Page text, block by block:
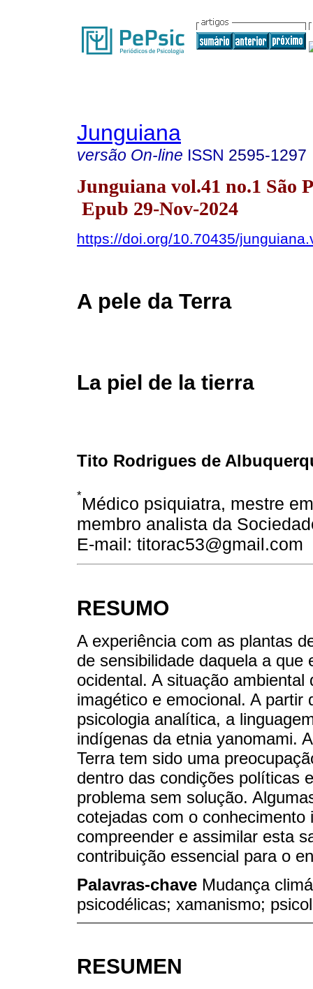
Junguiana
versão On-line ISSN 2595-1297
Junguiana vol.41 no.1 São
Epub 29-Nov-2024
https://doi.org/10.70435/
A pele da Terra
La piel de la tierra
Tito Rodrigues de
*Médico psiquiatra, mestre
membro analista da
E-mail: titorac53@gmail.com
RESUMO
A experiência com as plantas
de sensibilidade daquela a
ocidental. A situação
imagético e emocional. A
psicologia analítica, a
indígenas da etnia yanomami.
Terra tem sido uma
dentro das condições políticas
problema sem solução.
cotejadas com o
compreender e assimilar esta
contribuição essencial para o
Palavras-chave Mudança
psicodélicas; xamanismo;
RESUMEN